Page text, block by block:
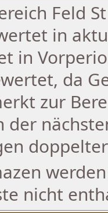
Feld
in
in
da
zur
der
nicht